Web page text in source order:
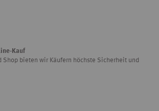
Kauf
Shop bieten wir Käufern höchste Sicherheit und